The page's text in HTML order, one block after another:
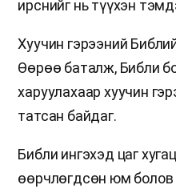
ирснийг нь түүхэн
Хуучин гэрээний
Өөрөө баталж, Библи
харуулахаар хуучин
татсан байдаг.
Библи ингэхэд цаг
өөрчлөгдсөн юм болов